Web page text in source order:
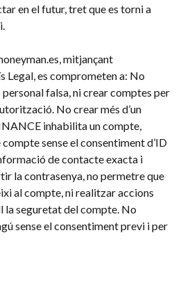
en el futur, tret que es torni a
mitjançant
Legal, es comprometen a: No
falsa, ni crear comptes per
No crear més d’un
inhabilita un compte,
compte sense el consentiment d’ID
de contacte exacta i
la contrasenya, no permetre que
al compte, ni realitzar accions
la seguretat del compte. No
sense el consentiment previ i per